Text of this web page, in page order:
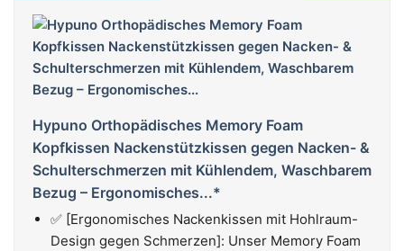
Hypuno Orthopädisches Memory Foam
Kopfkissen Nackenstützkissen gegen Nacken- &
Schulterschmerzen mit Kühlendem, Waschbarem
Bezug – Ergonomisches...*
✅ [Ergonomisches Nackenkissen mit Hohlraum-
Design gegen Schmerzen]: Unser Memory Foam